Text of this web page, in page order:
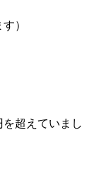
）
超えていまし